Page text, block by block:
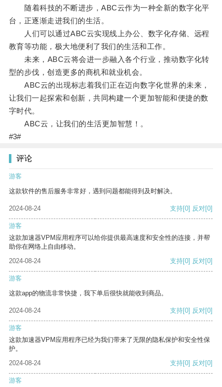
随着科技的不断进步，ABC云作为一种全新的数字化平
台，正逐渐走进我们的生活。
人们可以通过ABC云实现线上办公、数字化存储、远程
教育等功能，极大地便利了我们的生活和工作。
未来，ABC云将会进一步融入各个行业，推动数字化转
型的步伐，创造更多的商机和就业机会。
ABC云的出现标志着我们正在迈向数字化世界的未来，
让我们一起探索和创新，共同构建一个更加智能和便捷的数
字时代。
ABC云，让我们的生活更加智慧！。
#3#
评论
游客
这款软件的售后服务非常好，遇到问题都能得到及时解决。
2024-08-24 支持[0] 反对[0]
游客
这款加速器VPM应用程序可以给你提供最高速度和安全性的连接，并帮
助你在网络上自由移动。
2024-08-24
支持[0] 反对[0]
游客
这款app的物流非常快捷，我下单后很快就能收到商品。
2024-08-24 支持[0] 反对[0]
游客
这款加速器VPM应用程序已经为我们带来了无限的隐私保护和安全性保
护。
2024-08-24
支持[0] 反对[0]
游客